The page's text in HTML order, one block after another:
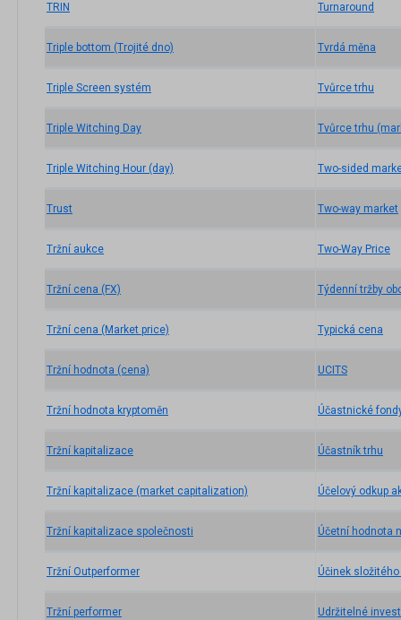
TRIN
Triple bottom (Trojité dno)
Triple Screen systém
Triple Witching Day
Triple Witching Hour (day)
Trust
Tržní aukce
Tržní cena (FX)
Tržní cena (Market price)
Tržní hodnota (cena)
Tržní hodnota kryptoměn
Tržní kapitalizace
Tržní kapitalizace (market capitalization)
Tržní kapitalizace společnosti
Tržní Outperformer
Tržní performer
Turnaround
Tvrdá měna
Tvůrce trhu
Tvůrce trhu
Two-sided
Two-way market
Two-Way Price
Týdenní tržby
Typická cena
UCITS
Účastnické
Účastník trhu
Účelový odkup
Účetní hodnota
Účinek
Udržitelné